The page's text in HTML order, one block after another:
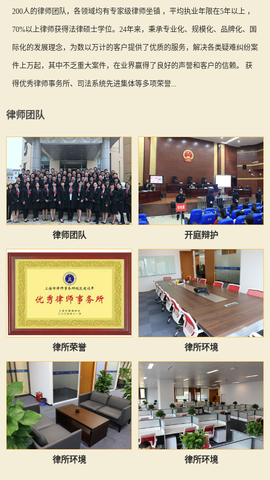
200人的律师团队，各领域均有专家级律师坐镇 ，平均执业年限在5年以上 ，
70%以上律师获得法律硕士学位。24年来，秉承专业化、规模化、品牌化、国
际化的发展理念，为数以万计的客户提供了优质的服务，解决各类疑难纠纷案
件上万起，其中不乏重大案件，在业界赢得了良好的声誉和客户的信赖。 获
得优秀律师事务所、司法系统先进集体等多项荣誉...
律师团队
律师团队 开庭辩护
律所荣誉 律所环境
律所环境 律所环境